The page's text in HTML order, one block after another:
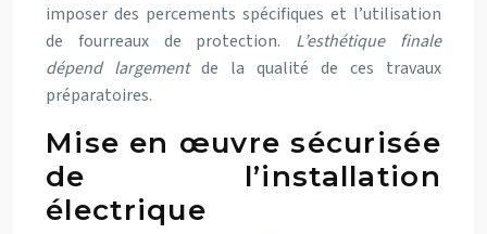
imposer des percements spécifiques et l’utilisation
de fourreaux de protection. L’esthétique finale
dépend largement de la qualité de ces travaux
préparatoires.
Mise en œuvre sécurisée
de l’installation
électrique